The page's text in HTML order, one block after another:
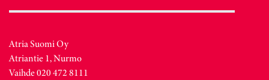
Atria Suomi Oy
Atriantie 1, Nurmo
Vaihde 020 472 8111